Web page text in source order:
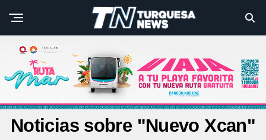
Noticias sobre "Nuevo Xcan"